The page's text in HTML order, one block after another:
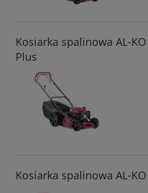
Kosiarka spalinowa AL-
Plus
Kosiarka spalinowa AL-